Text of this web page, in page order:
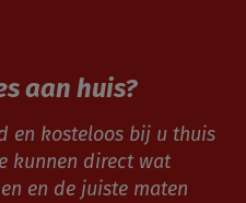
aan huis?
en kosteloos bij u thuis
kunnen direct wat
en de juiste maten